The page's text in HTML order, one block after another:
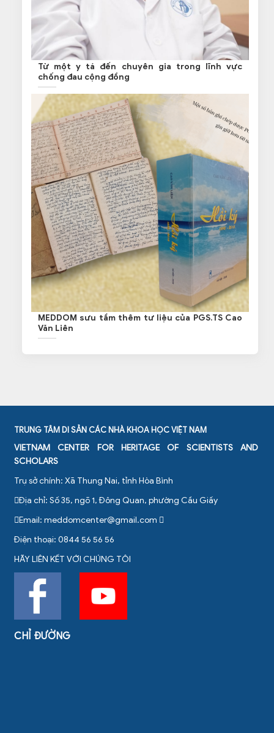
Từ một y tá đến chuyên gia trong lĩnh vực
chống đau cộng đồng
MEDDOM sưu tầm thêm tư liệu của PGS.TS Cao
Văn Liên
TRUNG TÂM DI SẢN CÁC NHÀ KHOA HỌC VIỆT NAM
VIETNAM CENTER FOR HERITAGE OF SCIENTISTS AND
SCHOLARS
Trụ sở chính: Xã Thung Nai, tỉnh Hòa Bình
Địa chỉ: Số 35, ngõ 1, Đông Quan, phường Cầu Giấy
Email: meddomcenter@gmail.com
Điện thoại: 0844 56 56 56
HÃY LIÊN KẾT VỚI CHÚNG TÔI
CHỈ ĐƯỜNG